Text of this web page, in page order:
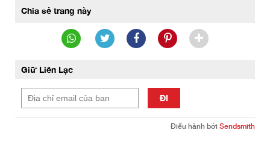
Chia sẻ trang này
Giữ Liên Lạc
ĐI
Điều hành bởi Sendsmith